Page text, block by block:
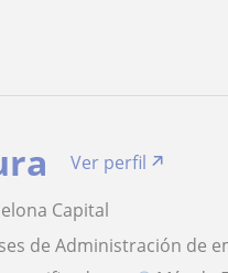
Ver perfil
Capital
de Administración de